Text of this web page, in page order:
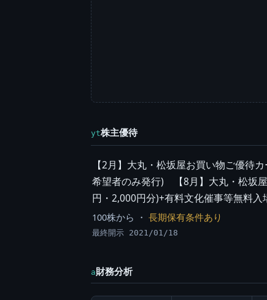
yt株主優待
【2月】大丸・松坂屋お買い物ご優待
希望者のみ発行) 【8月】大丸・松坂
円・2,000円分)+有料文化催事等無料入
100株から ・ 長期保有条件あり
最終開示 2021/01/18
a財務分析